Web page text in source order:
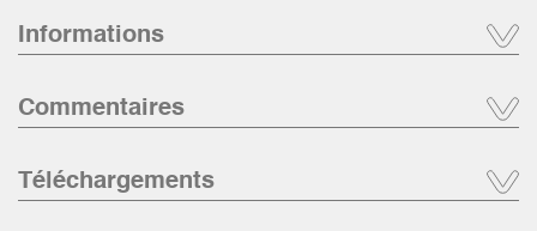
Informations
Commentaires
Téléchargements